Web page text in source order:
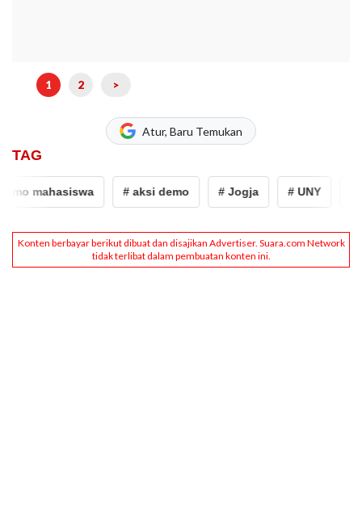
1 2 >
Atur, Baru Temukan
TAG
mahasiswa # aksi demo # Jogja # UNY